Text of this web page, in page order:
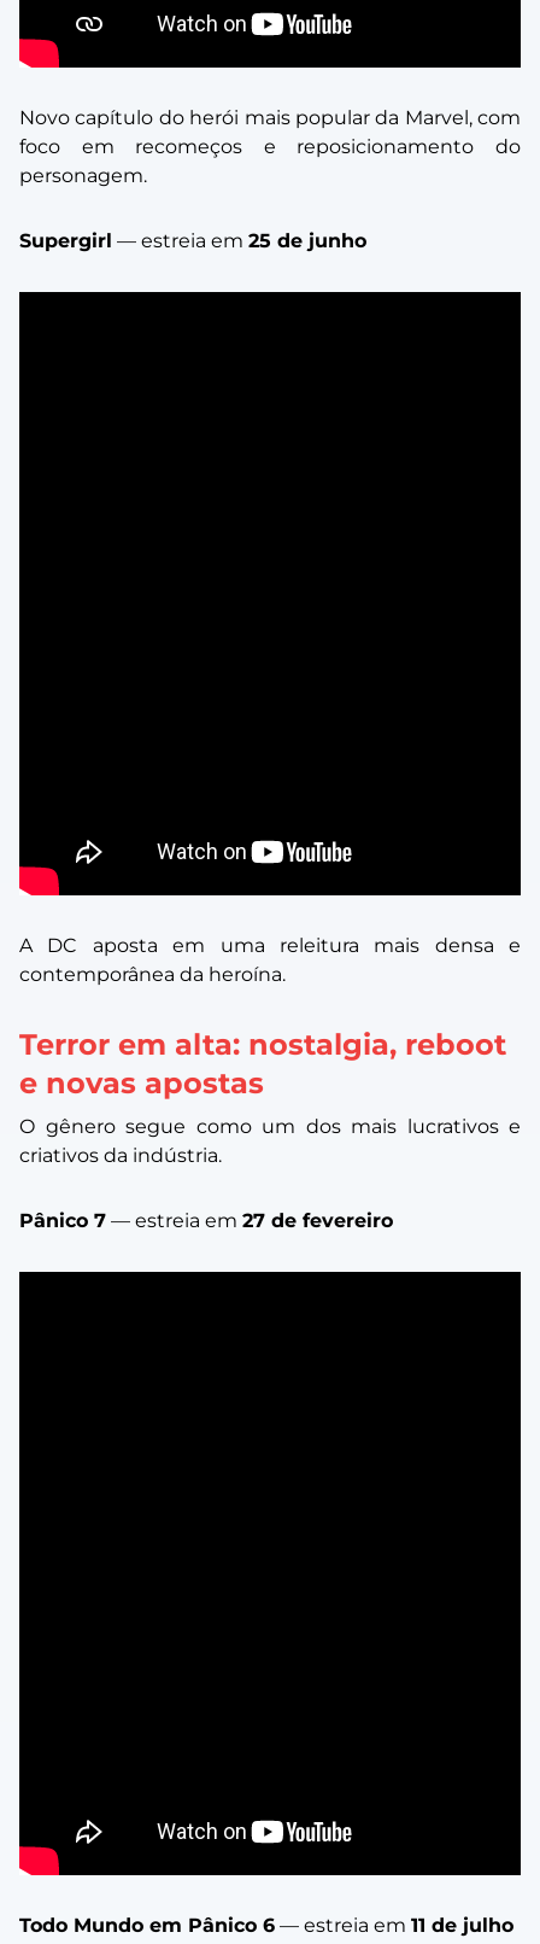
Novo capítulo do herói mais popular da Marvel, com
foco em recomeços e reposicionamento do
personagem.
Supergirl — estreia em 25 de junho
A DC aposta em uma releitura mais densa e
contemporânea da heroína.
Terror em alta: nostalgia, reboot
e novas apostas
O gênero segue como um dos mais lucrativos e
criativos da indústria.
Pânico 7 — estreia em 27 de fevereiro
Todo Mundo em Pânico 6 — estreia em 11 de julho